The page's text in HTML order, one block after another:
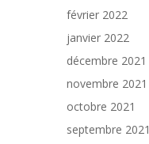
février 2022
janvier 2022
décembre 2021
novembre 2021
octobre 2021
septembre 2021